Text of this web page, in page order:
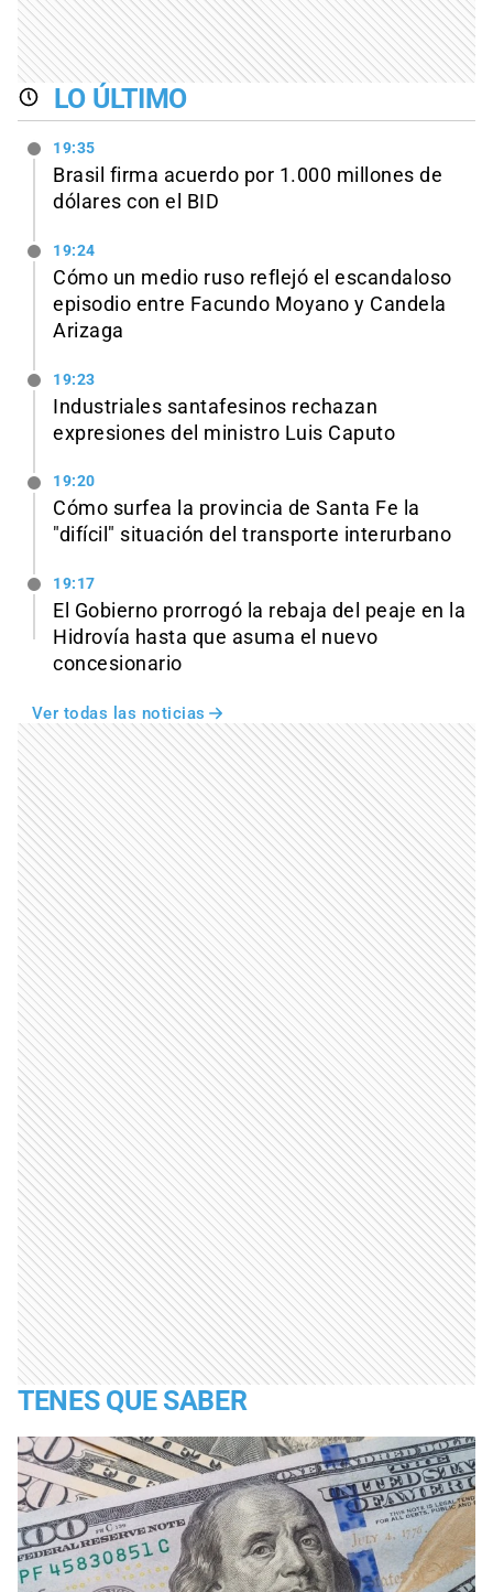
LO ÚLTIMO
19:35
Brasil firma acuerdo por 1.000 millones de
dólares con el BID
19:24
Cómo un medio ruso reflejó el escandaloso
episodio entre Facundo Moyano y Candela
Arizaga
19:23
Industriales santafesinos rechazan
expresiones del ministro Luis Caputo
19:20
Cómo surfea la provincia de Santa Fe la
"difícil" situación del transporte interurbano
19:17
El Gobierno prorrogó la rebaja del peaje en la
Hidrovía hasta que asuma el nuevo
concesionario
Ver todas las noticias
TENES QUE SABER